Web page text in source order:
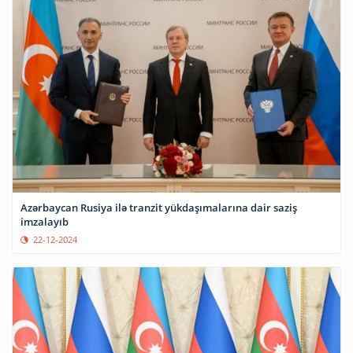
Azərbaycan Rusiya ilə tranzit yükdaşımalarına dair saziş
imzalayıb
22-12-2024